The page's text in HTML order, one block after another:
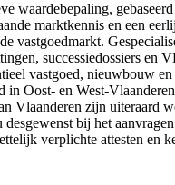
waardebepaling,
marktkennis en een
vastgoedmarkt.
successiedossiers en
vastgoed, nieuwbouw en
in Oost- en West-
Vlaanderen zijn uiteraard
bij het
verplichte attesten en